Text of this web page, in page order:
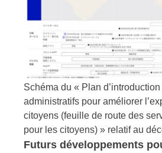
Schéma du « Plan
administratifs pour améliorer
citoyens (feuille de route des
pour les citoyens) » relatif au
Futurs développements